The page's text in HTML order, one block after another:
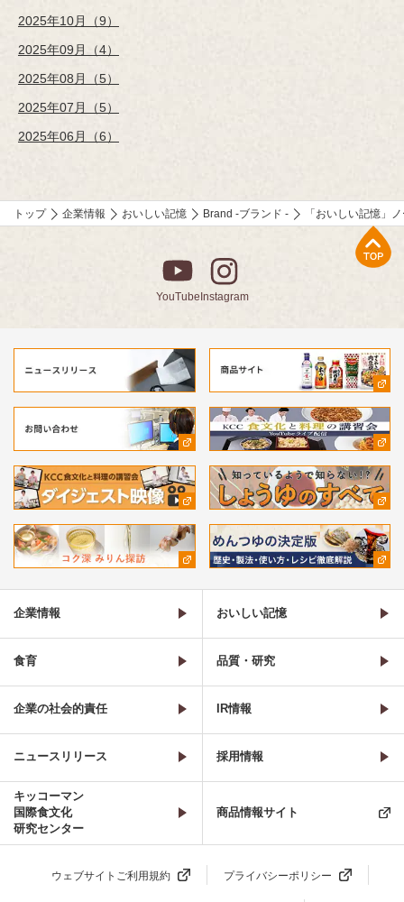
2025年10月（9）
2025年09月（4）
2025年08月（5）
2025年07月（5）
2025年06月（6）
トップ 企業情報 おいしい記憶 Brand -ブランド - 「おいしい記憶」
YouTubeInstagram
企業情報 おいしい記憶
食育 品質・研究
企業の社会的責任 IR情報
ニュースリリース 採用情報
キッコーマン
国際食文化
研究センター
商品情報サイト
ウェブサイトご利用規約 プライバシーポリシー